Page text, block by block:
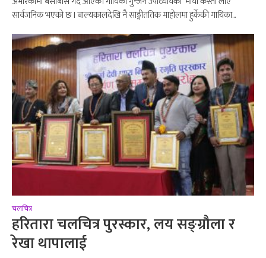
सार्वजनिक भएको छ l बाल्यकालदेखि नै साङ्गीततिक माहोलमा हुर्केकी गायिका...
चलचित्र
हरितारा चलचित्र पुरस्कार, लय सङ्ग्रौला र
रेखा थापालाई